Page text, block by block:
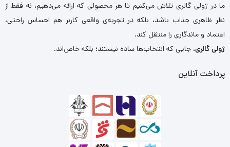
ما در ژولی گالری تلاش می‌کنیم تا هر محصولی که ارائه می‌دهیم، نه فقط از
نظر ظاهری جذاب باشد، بلکه در تجربه‌ی واقعی کاربر هم احساس راحتی،
اعتماد و ماندگاری را منتقل کند.
ژولی گالری، جایی که انتخاب‌ها ساده نیستند؛ بلکه خاص‌اند.
پرداخت آنلاین